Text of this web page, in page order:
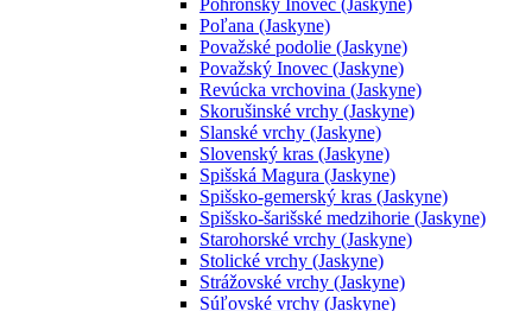
Poľana (Jaskyne)
Považské podolie (Jaskyne)
Považský Inovec (Jaskyne)
Revúcka vrchovina (Jaskyne)
Skorušinské vrchy (Jaskyne)
Slanské vrchy (Jaskyne)
Slovenský kras (Jaskyne)
Spišská Magura (Jaskyne)
Spišsko-gemerský kras (Jaskyne)
Spišsko-šarišské medzihorie (Jaskyne)
Starohorské vrchy (Jaskyne)
Stolické vrchy (Jaskyne)
Strážovské vrchy (Jaskyne)
Súľovské vrchy (Jaskyne)